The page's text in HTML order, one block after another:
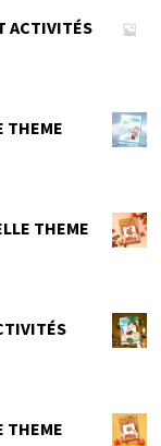
ACTIVITÉS
THEME
THEME
THEME